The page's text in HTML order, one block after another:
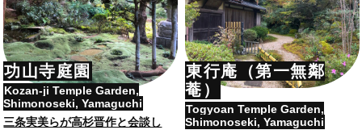
功山寺庭園
Kozan-ji Temple Garden,
Shimonoseki, Yamaguchi
三条実美らが高杉晋作と会談し
東行庵（第一無鄰
菴）
Togyoan Temple Garden,
Shimonoseki, Yamaguchi